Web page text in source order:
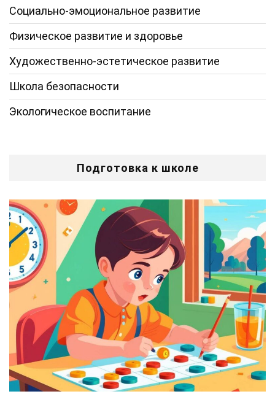
Социально-эмоциональное развитие
Физическое развитие и здоровье
Художественно-эстетическое развитие
Школа безопасности
Экологическое воспитание
Подготовка к школе